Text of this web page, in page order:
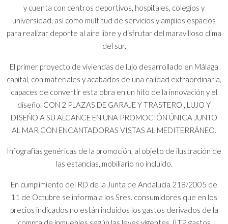
y cuenta con centros deportivos, hospitales, colegios y
universidad, así como multitud de servicios y amplios espacios
para realizar deporte al aire libre y disfrutar del maravilloso clima
del sur.
El primer proyecto de viviendas de lujo desarrollado en Málaga
capital, con materiales y acabados de una calidad extraordinaria,
capaces de convertir esta obra en un hito de la innovación y el
diseño. CON 2 PLAZAS DE GARAJE Y TRASTERO , LUJO Y
DISEÑO A SU ALCANCE EN UNA PROMOCIÓN ÚNICA JUNTO
AL MAR CON ENCANTADORAS VISTAS AL MEDITERRÁNEO.
Infografías genéricas de la promoción, al objeto de ilustración de
las estancias, mobiliario no incluido.
En cumplimiento del RD de la Junta de Andalucía 218/2005 de
11 de Octubre se informa a los Sres. consumidores que en los
precios indicados no están incluidos los gastos derivados de la